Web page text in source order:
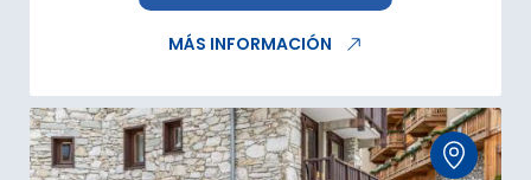
MÁS INFORMACIÓN